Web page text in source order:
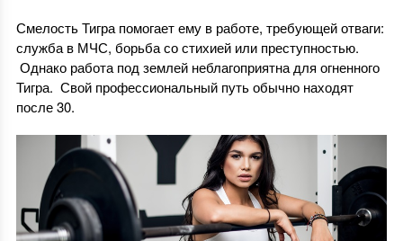
Смелость Тигра помогает ему в работе, требующей отваги:
служба в МЧС, борьба со стихией или преступностью.
Однако работа под землей неблагоприятна для огненного
Тигра. Свой профессиональный путь обычно находят
после 30.